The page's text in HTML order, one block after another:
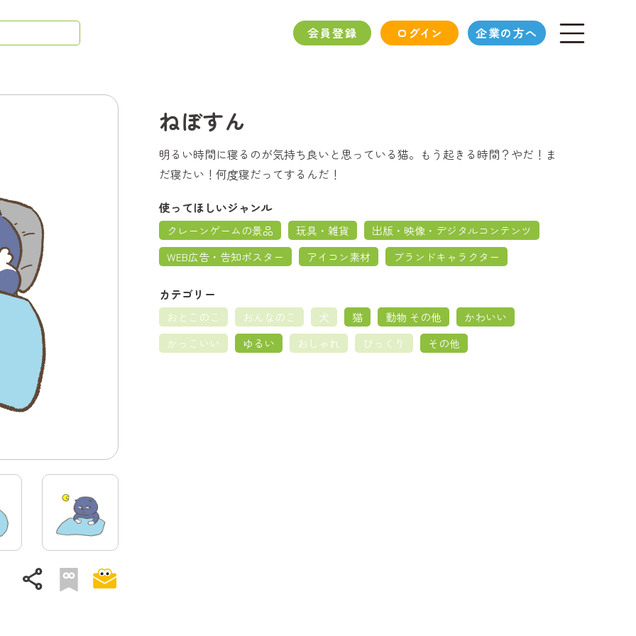
会員登録 ログイン 企業の方へ
share
ねぼすん
明るい時間に寝るのが気持ち良いと思っている猫。もう起きる時間？やだ！ま
だ寝たい！何度寝だってするんだ！
使ってほしいジャンル
クレーンゲームの景品 玩具・雑貨
出版・映像・デジタルコンテンツ
WEB広告・告知ポスター
アイコン素材 ブランドキャラクター
カテゴリー
おとこのこ おんなのこ 犬 猫 動物 その他
かわいい
かっこいい
ゆるい おしゃれ びっくり その他